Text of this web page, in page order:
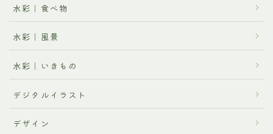
水彩｜食べ物
水彩｜風景
水彩｜いきもの
デジタルイラスト
デザイン